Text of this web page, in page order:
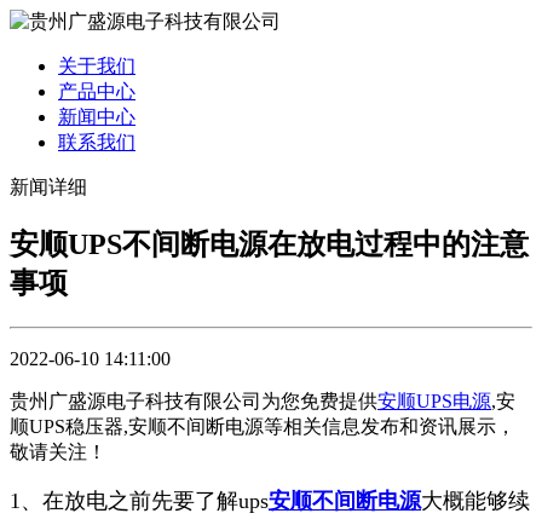
关于我们
产品中心
新闻中心
联系我们
新闻详细
安顺UPS不间断电源在放电过程中的注意
事项
2022-06-10 14:11:00
贵州广盛源电子科技有限公司为您免费提供安顺UPS电源,安
顺UPS稳压器,安顺不间断电源等相关信息发布和资讯展示，
敬请关注！
1、在放电之前先要了解ups安顺不间断电源大概能够续